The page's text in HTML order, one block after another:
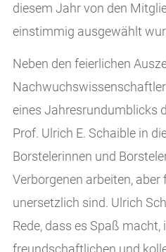
diesem Jahr von den
einstimmig ausgewählt
Neben den feierlichen
eines Jahresrundumblicks
Prof. Ulrich E. Schaible in
Borstelerinnen und
Verborgenen arbeiten, aber
unersetzlich sind. Ulrich
Rede, dass es Spaß macht,
freundschaftlichen und